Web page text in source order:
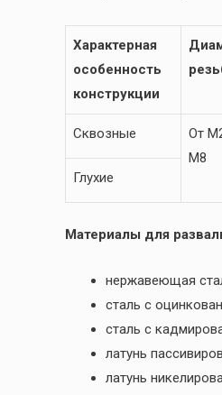
Характерная
особенность
конструкции
Сквозные
От
М8
Глухие
Материалы для
нержавеющая
сталь с
сталь с
латунь
латунь